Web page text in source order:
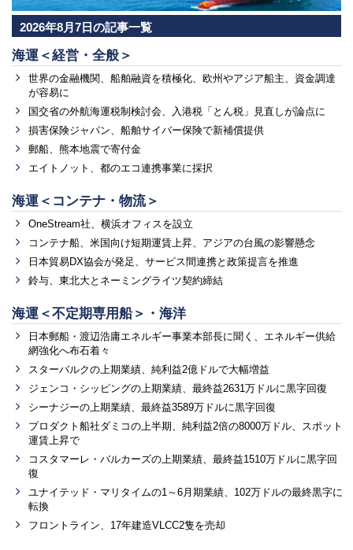
2026年8月7日の記事一覧
海運＜経営・全般＞
世界の金融機関、船舶融資を積極化、欧州やアジア船主、資金調達
が容易に
国交省の外航海運税制検討会、入港税「とん税」見直しが論点に
損害保険ジャパン、船舶サイバー保険で新補償提供
郵船、熊本地震で寄付金
エイトノット、都のエコ連携事業に採択
海運＜コンテナ・物流＞
OneStream社、横浜オフィスを設立
コンテナ船、米国向け短期運賃上昇、アジアの台風の影響懸念
日本貿易DX協会が発足、サービス間連携と政策提言を推進
鈴与、東北大とネーミングライツ契約締結
海運＜不定期専用船＞・海洋
日本郵船・渡辺浩庸エネルギー事業本部長に聞く、エネルギー供給
網強化へ布石着々
スターバルクの上期業績、純利益2億ドルで大幅増益
ジェンコ・シッピングの上期業績、最終益2631万ドルに黒字回復
シーナジーの上期業績、最終益3589万ドルに黒字回復
プロダクト船社ダミコの上半期、純利益2倍の8000万ドル、スポット
運賃上昇で
コスタマーレ・バルカーズの上期業績、最終益1510万ドルに黒字回
復
ユナイテッド・マリタイムの1～6月期業績、102万ドルの最終黒字に
転換
フロントライン、17年建造VLCC2隻を売却